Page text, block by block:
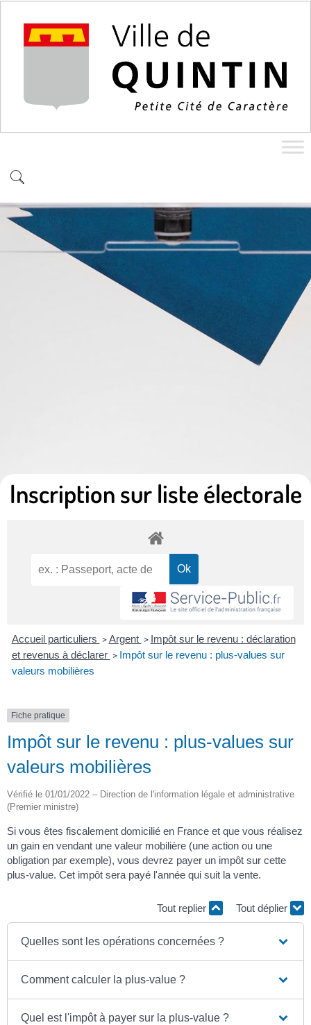
Inscription sur liste électorale
Accueil particuliers > Argent > Impôt sur le revenu : déclaration
et revenus à déclarer > Impôt sur le revenu : plus-values sur
valeurs mobilières
Fiche pratique
Impôt sur le revenu : plus-values sur
valeurs mobilières
Vérifié le 01/01/2022 – Direction de l'information légale et administrative
(Premier ministre)
Si vous êtes fiscalement domicilié en France et que vous réalisez
un gain en vendant une valeur mobilière (une action ou une
obligation par exemple), vous devrez payer un impôt sur cette
plus-value. Cet impôt sera payé l'année qui suit la vente.
Tout replier Tout déplier
Quelles sont les opérations concernées ?
Comment calculer la plus-value ?
Quel est l'impôt à payer sur la plus-value ?